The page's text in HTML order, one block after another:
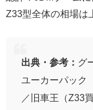
Z33型全体の相場は
出典・参考： グ
ユーカーパック
／旧車王（Z33